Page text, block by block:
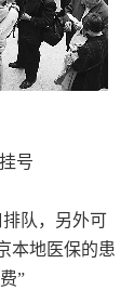
号
队，另外可
本地医保的患
”